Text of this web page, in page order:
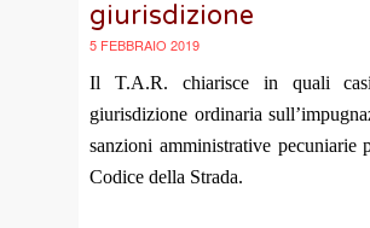
giurisdizione
5 FEBBRAIO 2019
Il T.A.R. chiarisce in quali
giurisdizione ordinaria
sanzioni amministrative pecuniarie
Codice della Strada.